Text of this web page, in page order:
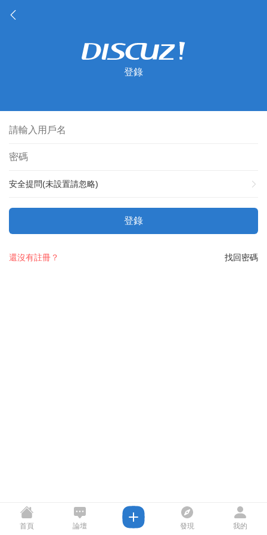
登錄
安全提問(未設置請忽略)
登錄
找回密碼
還沒有註冊？
首頁 論壇 發現 我的